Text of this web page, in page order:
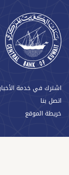
اشترك في خدمة الأخبار
اتصل بنا
خريطة الموقع